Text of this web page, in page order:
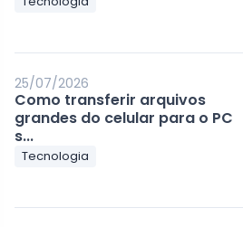
25/07/2026
Como transferir arquivos
grandes do celular para o PC
s...
Tecnologia